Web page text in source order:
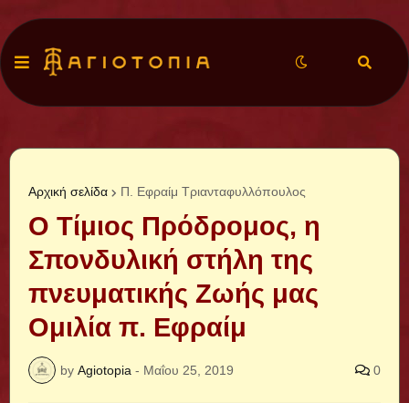
Αρχική σελίδα Π. Εφραίμ Τριανταφυλλόπουλος
Ο Τίμιος Πρόδρομος, η
Σπονδυλική στήλη της
πνευματικής Ζωής μας
Ομιλία π. Εφραίμ
by Agiotopia - Μαΐου 25, 2019 0